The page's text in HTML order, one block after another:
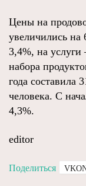
Цены на
увеличились на
3,4%, на
набора
года составила
человека. С
4,3%.
editor
Поделиться